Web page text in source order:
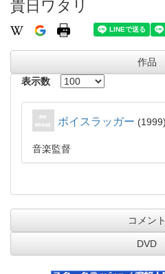
貴日ワタリ
作品
表示数
ボイスラッガー 1999
音楽監督
コメント
DVD